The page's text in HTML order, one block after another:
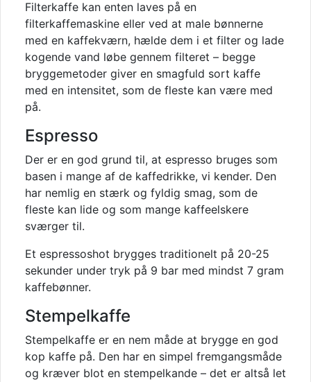
Filterkaffe kan enten laves på en
filterkaffemaskine eller ved at male bønnerne
med en kaffekværn, hælde dem i et filter og lade
kogende vand løbe gennem filteret – begge
bryggemetoder giver en smagfuld sort kaffe
med en intensitet, som de fleste kan være med
på.
Espresso
Der er en god grund til, at espresso bruges som
basen i mange af de kaffedrikke, vi kender. Den
har nemlig en stærk og fyldig smag, som de
fleste kan lide og som mange kaffeelskere
sværger til.
Et espressoshot brygges traditionelt på 20-25
sekunder under tryk på 9 bar med mindst 7 gram
kaffebønner.
Stempelkaffe
Stempelkaffe er en nem måde at brygge en god
kop kaffe på. Den har en simpel fremgangsmåde
og kræver blot en stempelkande – det er altså let